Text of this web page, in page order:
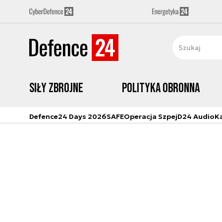
Siły zbrojne Polityka obronna
Defence24 Days 2026SAFEOperacja SzpejD24 Audio